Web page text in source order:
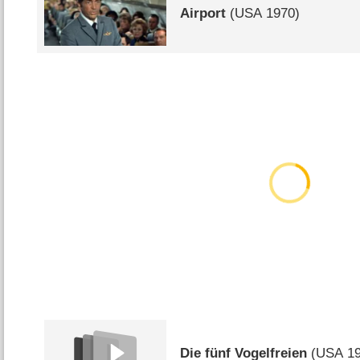
Airport (USA1970)
Die fünf Vogelfreien (USA